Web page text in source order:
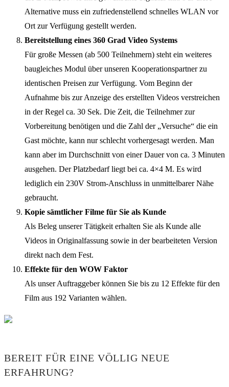
Alternative muss ein zufriedenstellend schnelles WLAN vor
Ort zur Verfügung gestellt werden.
Bereitstellung eines 360 Grad Video Systems
Für große Messen (ab 500 Teilnehmern) steht ein weiteres
baugleiches Modul über unseren Kooperationspartner zu
identischen Preisen zur Verfügung. Vom Beginn der
Aufnahme bis zur Anzeige des erstellten Videos verstreichen
in der Regel ca. 30 Sek. Die Zeit, die Teilnehmer zur
Vorbereitung benötigen und die Zahl der „Versuche“ die ein
Gast möchte, kann nur schlecht vorhergesagt werden. Man
kann aber im Durchschnitt von einer Dauer von ca. 3 Minuten
ausgehen. Der Platzbedarf liegt bei ca. 4×4 M. Es wird
lediglich ein 230V Strom-Anschluss in unmittelbarer Nähe
gebraucht.
Kopie sämtlicher Filme für Sie als Kunde
Als Beleg unserer Tätigkeit erhalten Sie als Kunde alle
Videos in Originalfassung sowie in der bearbeiteten Version
direkt nach dem Fest.
Effekte für den WOW Faktor
Als unser Auftraggeber können Sie bis zu 12 Effekte für den
Film aus 192 Varianten wählen.
BEREIT FÜR EINE VÖLLIG NEUE
ERFAHRUNG?